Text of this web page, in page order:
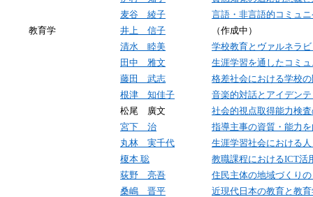
麦谷 綾子
言語・非言語的コミュ
教育学
井上 信子
（作成中）
清水 睦美
学校教育とヴァルネラ
田中 雅文
生涯学習を通したコミ
藤田 武志
格差社会における学校
根津 知佳子
音楽的対話とアイデン
松尾 廣文
社会的視点取得能力検
宮下 治
指導主事の資質・能力
丸林 実千代
生涯学習社会における
榎本 聡
教職課程におけるICT活
荻野 亮吾
住民主体の地域づくり
桑嶋 晋平
近現代日本の教育と教